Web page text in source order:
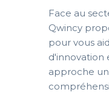
Face au
Qwincy
pour vous
d'innovation
approche